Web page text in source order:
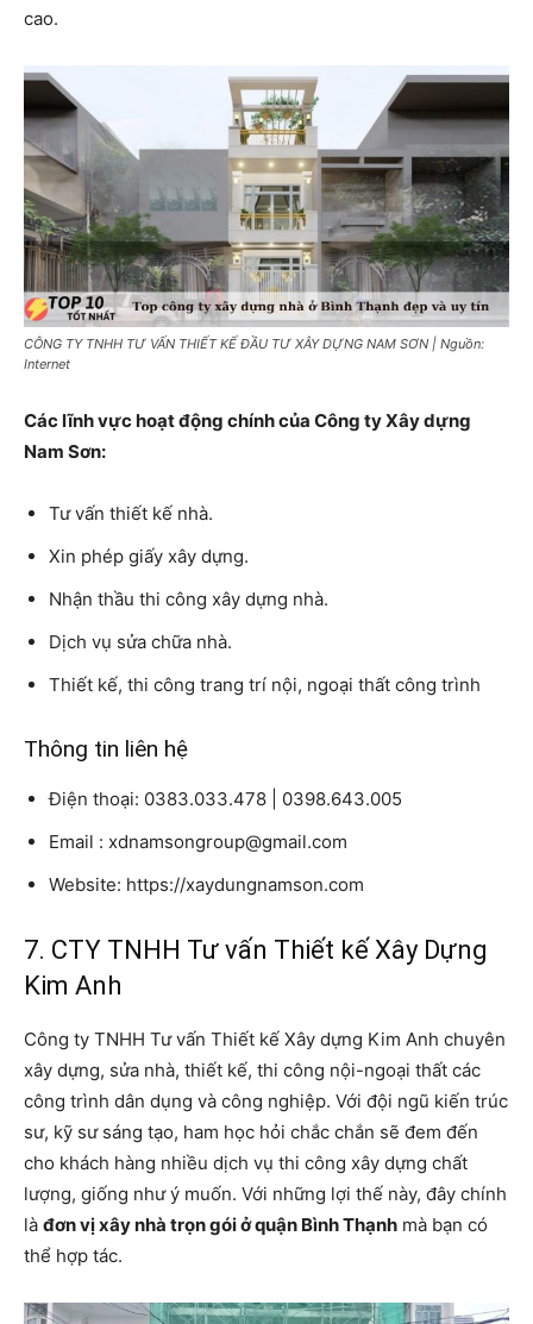
cao.
CÔNG TY TNHH TƯ VẤN THIẾT KẾ ĐẦU TƯ XÂY DỰNG NAM SƠN | Nguồn:
Internet
Các lĩnh vực hoạt động chính của Công ty Xây dựng
Nam Sơn:
Tư vấn thiết kế nhà.
Xin phép giấy xây dựng.
Nhận thầu thi công xây dựng nhà.
Dịch vụ sửa chữa nhà.
Thiết kế, thi công trang trí nội, ngoại thất công trình
Thông tin liên hệ
Điện thoại: 0383.033.478 | 0398.643.005
Email : xdnamsongroup@gmail.com
Website: https://xaydungnamson.com
7. CTY TNHH Tư vấn Thiết kế Xây Dựng
Kim Anh
Công ty TNHH Tư vấn Thiết kế Xây dựng Kim Anh chuyên
xây dựng, sửa nhà, thiết kế, thi công nội-ngoại thất các
công trình dân dụng và công nghiệp. Với đội ngũ kiến trúc
sư, kỹ sư sáng tạo, ham học hỏi chắc chắn sẽ đem đến
cho khách hàng nhiều dịch vụ thi công xây dựng chất
lượng, giống như ý muốn. Với những lợi thế này, đây chính
là đơn vị xây nhà trọn gói ở quận Bình Thạnh mà bạn có
thể hợp tác.